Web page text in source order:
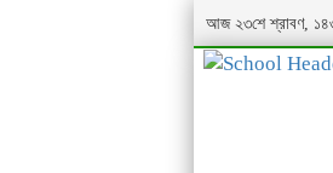
আজ ২৩শে শ্রাবণ,